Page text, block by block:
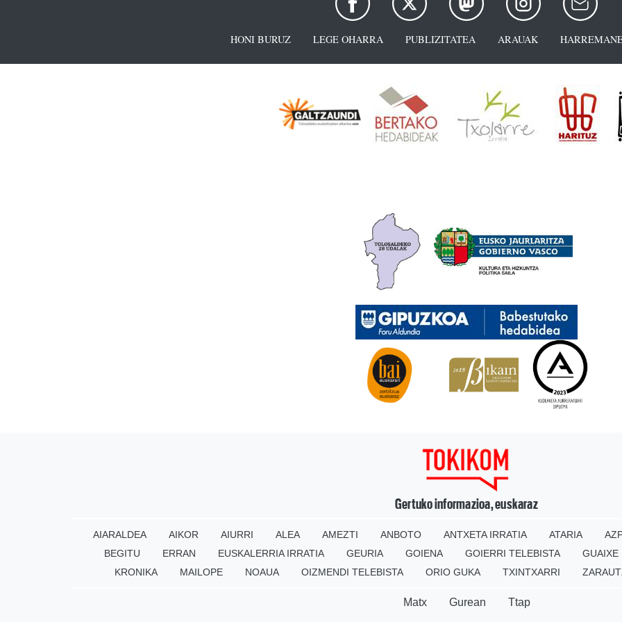
HONI BURUZ LEGE OHARRA PUBLIZITATEA ARAUAK
Gertuko informazioa, euskaraz
AIARALDEA AIKOR AIURRI ALEA AMEZTI ANBOTO ANTXETA IRRATIA ATARIA
BEGITU
ERRAN EUSKALERRIA IRRATIA GEURIA GOIENA GOIERRI TELEBISTA
GUAIXE
KRONIKA
MAILOPE NOAUA OIZMENDI TELEBISTA ORIO GUKA TXINTXARRI
Matx Gurean Ttap